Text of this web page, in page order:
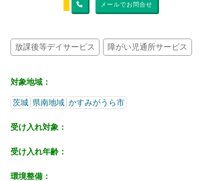
メールでお問合せ
放課後等デイサービス 障がい児通所サービス
対象地域：
茨城 県南地域 かすみがうら市
受け入れ対象：
受け入れ年齢：
環境整備：